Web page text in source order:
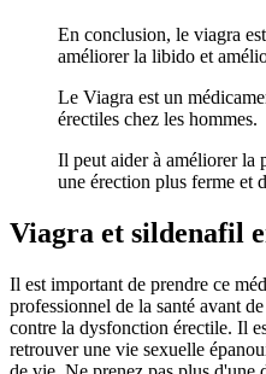
En conclusion, le viagra
améliorer la libido et
Le Viagra est un
érectiles chez les hommes.
Il peut aider à améliorer la
une érection plus ferme et
Viagra et sildenafil
Il est important de prendre ce
professionnel de la santé avant
contre la dysfonction érectile. Il
retrouver une vie sexuelle